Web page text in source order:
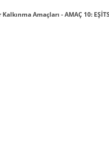
Amaçları - AMAÇ 10: